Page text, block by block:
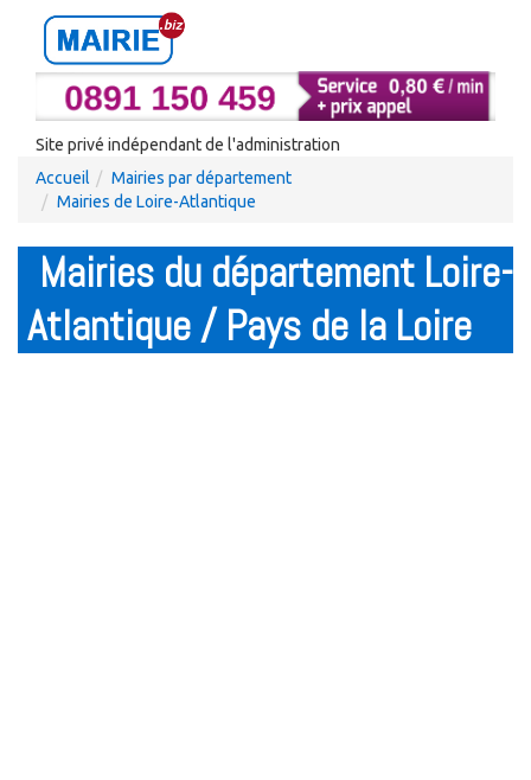
Site privé indépendant de l'administration
Accueil
Mairies par département
Mairies de Loire-Atlantique
Mairies du département Loire-
Atlantique / Pays de la Loire